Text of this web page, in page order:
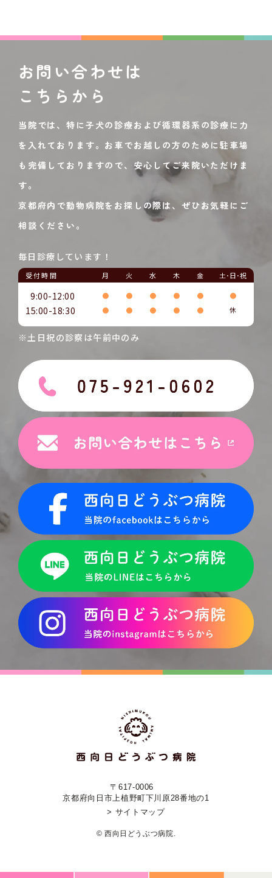
お問い合わせは
こちらから
当院では、特に子犬の診療および循環器系の診療に力
を入れております。お車でお越しの方のために駐車場
も完備しておりますので、安心してご来院いただけま
す。
京都府内で動物病院をお探しの際は、ぜひお気軽にご
相談ください。
毎日診療しています！
受付時間 月 火 水 木 金 土･日･祝
9:00-12:00 ● ● ● ● ● ●
15:00-18:30 ● ● ● ● ● 休
※土日祝の診察は午前中のみ
〒617-0006
京都府向日市上植野町下川原28番地の1
> サイトマップ
© 西向日どうぶつ病院.